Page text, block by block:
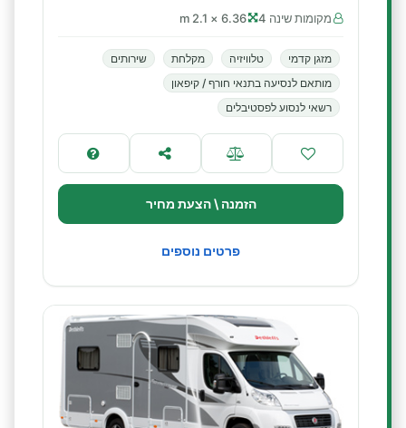
מקומות שינה 4 6.36 × 2.1 m
מזגן קדמי טלוויזיה מקלחת
שירותים
מותאם לנסיעה בתנאי חורף / קיפאון
רשאי לנסוע לפסטיבלים
הזמנה \ הצעת מחיר
פרטים נוספים